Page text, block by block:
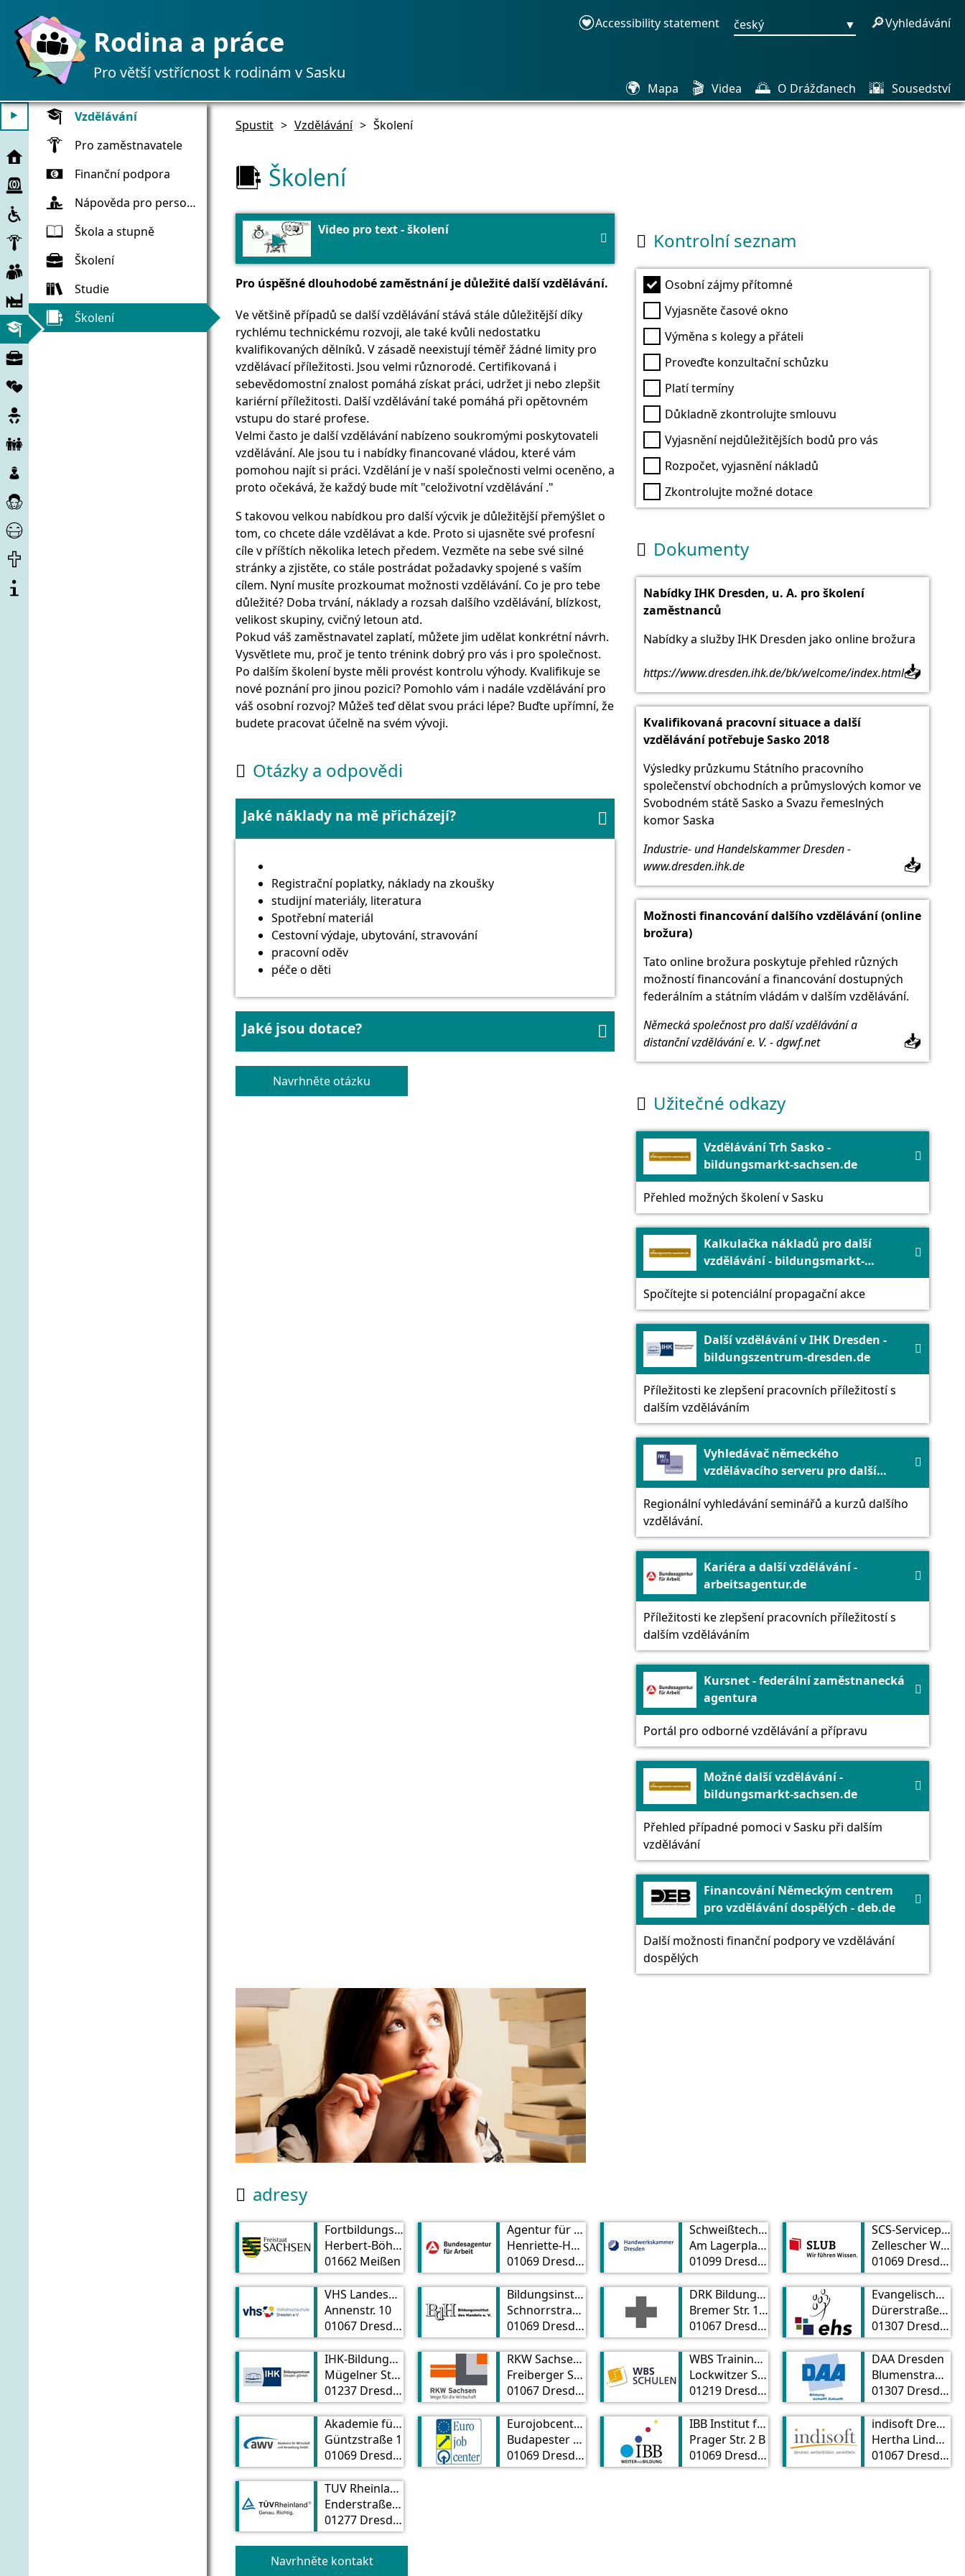
Rodina a práce
Pro větší vstřícnost k rodinám v Sasku
Accessibility statement český ▼ 🔎Vyhledávání
🌍 Mapa 🎬 Videa 🌅 O Drážďanech 🌇 Sousedství
⯈
Spustit
Pomoc
při
mimořádných
událostech
Zahrnutí
Zaměstnavatel
Pracovníků
Společnost
Vzdělávání
Vzdělávání
Pro zaměstnavatele
Finanční podpora
Nápověda pro personál
Škola a stupně
Školení
Studie
Školení
Trh
práce
Partnerství
Těhotenství
Dítě
rodina
Děti
nezletilí
Péče
péče
Pomoc
Corona
Konec
života
projektu
Spustit > Vzdělávání > Školení
Školení
▶ Video pro text - školení

Pro úspěšné dlouhodobé zaměstnání je důležité další vzdělávání.
Ve většině případů se další vzdělávání stává stále důležitější díky
rychlému technickému rozvoji, ale také kvůli nedostatku
kvalifikovaných dělníků. V zásadě neexistují téměř žádné limity pro
vzdělávací příležitosti. Jsou velmi různorodé. Certifikovaná i
sebevědomostní znalost pomáhá získat práci, udržet ji nebo zlepšit
kariérní příležitosti. Další vzdělávání také pomáhá při opětovném
vstupu do staré profese.
Velmi často je další vzdělávání nabízeno soukromými poskytovateli
vzdělávání. Ale jsou tu i nabídky financované vládou, které vám
pomohou najít si práci. Vzdělání je v naší společnosti velmi oceněno, a
proto očekává, že každý bude mít "celoživotní vzdělávání ."
S takovou velkou nabídkou pro další výcvik je důležitější přemýšlet o
tom, co chcete dále vzdělávat a kde. Proto si ujasněte své profesní
cíle v příštích několika letech předem. Vezměte na sebe své silné
stránky a zjistěte, co stále postrádat požadavky spojené s vaším
cílem. Nyní musíte prozkoumat možnosti vzdělávání. Co je pro tebe
důležité? Doba trvání, náklady a rozsah dalšího vzdělávání, blízkost,
velikost skupiny, cvičný letoun atd.
Pokud váš zaměstnavatel zaplatí, můžete jim udělat konkrétní návrh.
Vysvětlete mu, proč je tento trénink dobrý pro vás i pro společnost.
Po dalším školení byste měli provést kontrolu výhody. Kvalifikuje se
nové poznání pro jinou pozici? Pomohlo vám i nadále vzdělávání pro
váš osobní rozvoj? Můžeš teď dělat svou práci lépe? Buďte upřímní, že
budete pracovat účelně na svém vývoji.
 Otázky a odpovědi
Jaké náklady na mě přicházejí? 
Registrační poplatky, náklady na zkoušky
studijní materiály, literatura
Spotřební materiál
Cestovní výdaje, ubytování, stravování
pracovní oděv
péče o děti
Jaké jsou dotace? 
Navrhněte otázku
 Kontrolní seznam
Osobní zájmy přítomné
Vyjasněte časové okno
Výměna s kolegy a přáteli
Proveďte konzultační schůzku
Platí termíny
Důkladně zkontrolujte smlouvu
Vyjasnění nejdůležitějších bodů pro vás
Rozpočet, vyjasnění nákladů
Zkontrolujte možné dotace
 Dokumenty
Nabídky IHK Dresden, u. A. pro školení
zaměstnanců
Nabídky a služby IHK Dresden jako online brožura
https://www.dresden.ihk.de/bk/welcome/index.html📥
Kvalifikovaná pracovní situace a další
vzdělávání potřebuje Sasko 2018
Výsledky průzkumu Státního pracovního
společenství obchodních a průmyslových komor ve
Svobodném státě Sasko a Svazu řemeslných
komor Saska
Industrie- und Handelskammer Dresden -
www.dresden.ihk.de
📥
Možnosti financování dalšího vzdělávání (online
brožura)
Tato online brožura poskytuje přehled různých
možností financování a financování dostupných
federálním a státním vládám v dalším vzdělávání.
Německá společnost pro další vzdělávání a
distanční vzdělávání e. V. - dgwf.net
📥
 Užitečné odkazy
Vzdělávání Trh Sasko -
bildungsmarkt-sachsen.de

Přehled možných školení v Sasku
Kalkulačka nákladů pro další
vzdělávání - bildungsmarkt-
sachsen.de

Spočítejte si potenciální propagační akce
Další vzdělávání v IHK Dresden -
bildungszentrum-dresden.de

Příležitosti ke zlepšení pracovních příležitostí s
dalším vzděláváním
Vyhledávač německého
vzdělávacího serveru pro další
vzdělávání - DIPF | Leibniz institut
pro vzdělávací výzkum a vzdělávací

Regionální vyhledávání seminářů a kurzů dalšího
vzdělávání.
Kariéra a další vzdělávání -
arbeitsagentur.de

Příležitosti ke zlepšení pracovních příležitostí s
dalším vzděláváním
Kursnet - federální zaměstnanecká
agentura

Portál pro odborné vzdělávání a přípravu
Možné další vzdělávání -
bildungsmarkt-sachsen.de

Přehled případné pomoci v Sasku při dalším
vzdělávání
Financování Německým centrem
pro vzdělávání dospělých - deb.de

Další možnosti finanční podpory ve vzdělávání
dospělých
 adresy
Fortbildungszentrum des Freistaates Sachsen
Herbert-Böhme Straße 11
01662 Meißen
Agentur für Arbeit Dresden
Henriette-Heber-Straße 6
01069 Dresden
Schweißtechnische Lehranstalt Dresden
Am Lagerplatz 8
01099 Dresden
SCS-Servicepoint in der SLUB, Service point
Zellescher Weg 18
01069 Dresden
VHS Landeshauptstadt Dresden Dresdner Bildungsberatung
Annenstr. 10
01067 Dresden
Bildungsinstitut des Handels e. V.
Schnorrstraße 70
01069 Dresden
DRK Bildungswerk Sachsen gGmbH
Bremer Str. 10 D
01067 Dresden
Evangelische Hochschule Dresden - University of Applied Sciences for Social Work, Education and Nursing
Dürerstraße 25
01307 Dresden
IHK-Bildungszentrum Dresden gGmbH
Mügelner Straße 40
01237 Dresden
RKW Sachsen GmbH
Freiberger Straße 35
01067 Dresden
WBS Training Schulen gGmbH
Lockwitzer Str. 23 - 27
01219 Dresden
DAA Dresden
Blumenstraße 80
01307 Dresden
Akademie für Wirtschaft und Verwaltung GmbH
Güntzstraße 1
01069 Dresden
Eurojobcenter GmbH & Co. KG Dresden
Budapester Straße 34 b
01069 Dresden
IBB Institut für Berufliche Bildung AG
Prager Str. 2 B
01069 Dresden
indisoft Dresden
Hertha Linder Str. 10 - 12
01067 Dresden
TÜV Rheinland Akademie GmbH
Enderstraße 94
01277 Dresden
Navrhněte kontakt